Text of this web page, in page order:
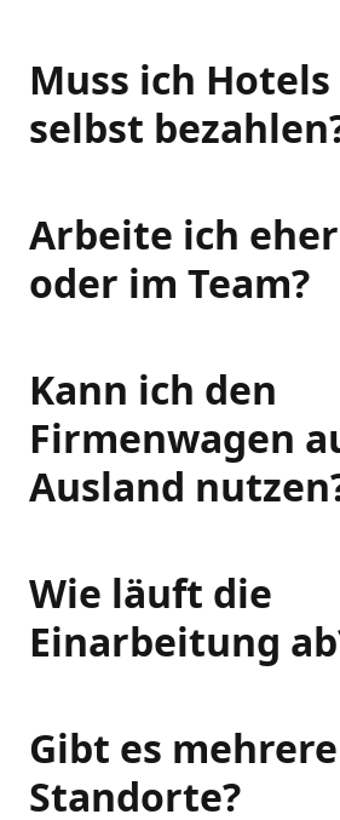
Muss ich
selbst
Arbeite ich
oder im Team?
Kann ich den
Firmenwagen
Ausland
Wie läuft die
Einarbeitung
Gibt es mehrere
Standorte?